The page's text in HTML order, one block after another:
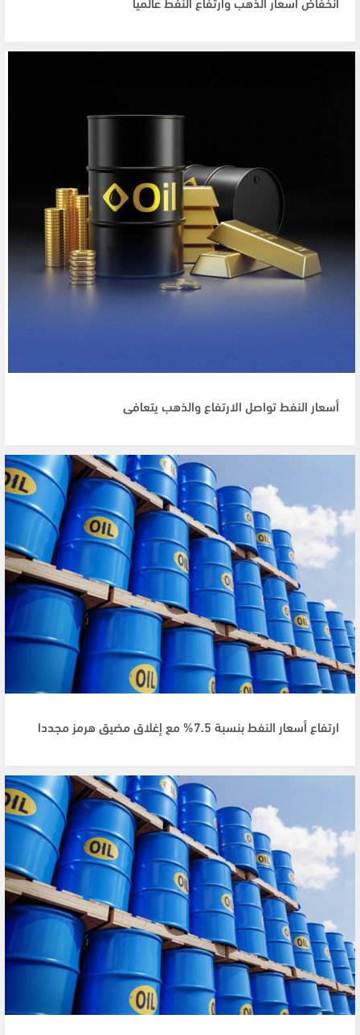
أسعار النفط تواصل الارتفاع والذهب يتعافى
ارتفاع أسعار النفط بنسبة 7.5% مع إغلاق مضيق هرمز مجددا